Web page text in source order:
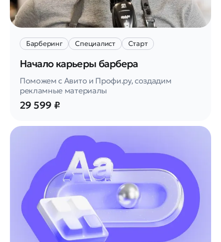
Барберинг Специалист Старт
Начало карьеры барбера
Поможем с Авито и Профи.ру, создадим
рекламные материалы
29 599 ₽